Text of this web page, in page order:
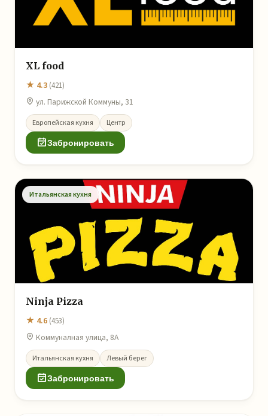
XL food
★ 4.3 (421)
ул. Парижской Коммуны, 31
Европейская кухня Центр
Забронировать
Итальянская кухня
Ninja Pizza
★ 4.6 (453)
Коммуналная улица, 8А
Итальянская кухня Левый берег
Забронировать